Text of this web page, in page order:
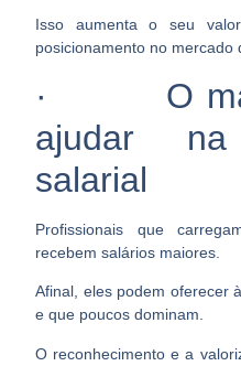
Isso aumenta o seu
posicionamento no mercado
· O
ajudar na
salarial
Profissionais que
recebem salários maiores.
Afinal, eles podem oferecer
e que poucos dominam.
O reconhecimento e a